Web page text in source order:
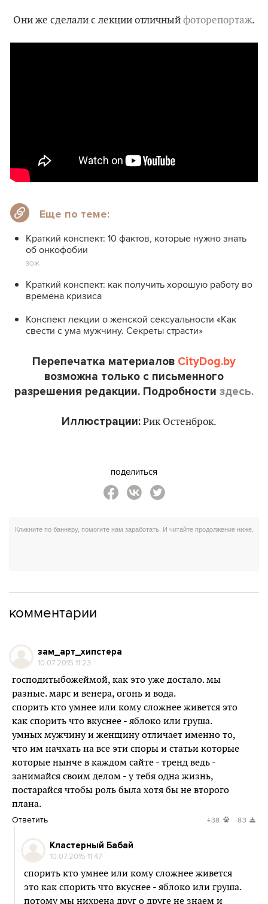
Они же сделали с лекции отличный фоторепортаж.
Еще по теме:
Краткий конспект: 10 фактов, которые нужно знать
об онкофобии
ЗОЖ
Краткий конспект: как получить хорошую работу во
времена кризиса
Конспект лекции о женской сексуальности «Как
свести с ума мужчину. Секреты страсти»
Перепечатка материалов CityDog.by
возможна только с письменного
разрешения редакции. Подробности здесь.
Иллюстрации: Рик Остенброк.
поделиться
комментарии
зам_арт_хипстера
10.07.2015 11:23
господитыбожеймой, как это уже достало. мы
разные. марс и венера, огонь и вода.
спорить кто умнее или кому сложнее живется это
как спорить что вкуснее - яблоко или груша.
умных мужчину и женщину отличает именно то,
что им начхать на все эти споры и статьи которые
которые нынче в каждом сайте - тренд ведь -
занимайся своим делом - у тебя одна жизнь,
постарайся чтобы роль была хотя бы не второго
плана.
Ответить +38 -83
Кластерный Бабай
10.07.2015 11:47
спорить кто умнее или кому сложнее живется
это как спорить что вкуснее - яблоко или груша.
потому мы нихрена друг о друге не знаем и